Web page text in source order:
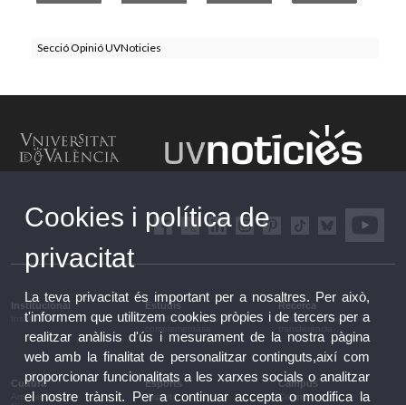
Secció Opinió UVNoticies
Institucional
Institucional
Estudis
Estudis i formació
Recerca
Recerca, innovació i
Cultura
Arts escèniques
Esports
Esports
Campus
Campus
Cookies i política de
privacitat
La teva privacitat és important per a nosaltres. Per això,
t'informem que utilitzem cookies pròpies i de tercers per a
realitzar anàlisis d'ús i mesurament de la nostra pàgina
web amb la finalitat de personalitzar continguts,així com
proporcionar funcionalitats a les xarxes socials o analitzar
el nostre trànsit. Per a continuar accepta o modifica la